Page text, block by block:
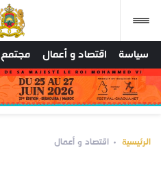
سياسة اقتصاد و أعمال مجتمع
الرئيسية اقتصاد و أعمال